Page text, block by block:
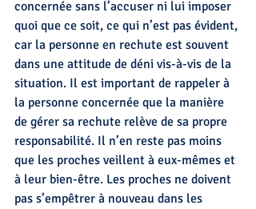
concernée sans l’accuser ni lui imposer
quoi que ce soit, ce qui n’est pas évident,
car la personne en rechute est souvent
dans une attitude de déni vis-à-vis de la
situation. Il est important de rappeler à
la personne concernée que la manière
de gérer sa rechute relève de sa propre
responsabilité. Il n’en reste pas moins
que les proches veillent à eux-mêmes et
à leur bien-être. Les proches ne doivent
pas s’empêtrer à nouveau dans les